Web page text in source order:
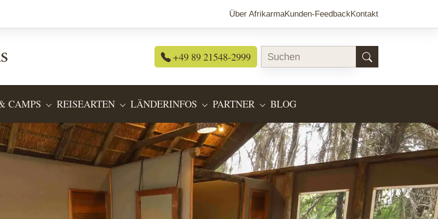
Über AfrikarmaKunden-FeedbackKontakt
+49 89 21548-2999
"REISEANGEBOTE"
CAMPS SUBMENU FOR "LODGES & CAMPS"
REISEARTEN SUBMENU FOR "REISEARTEN"
LÄNDERINFOS SUBMENU FOR "LÄNDERINFOS"
PARTNER SUBMENU FOR "PARTNER"
BLOG